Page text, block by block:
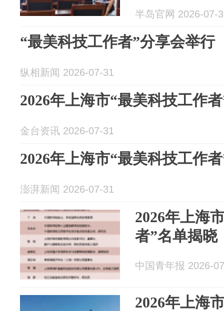
半岛官网 2026-07-
“最美科技工作者”分享会举行
纵相新闻 2026-07-31
2026年上海市“最美科技工作
金台资讯 2026-07-31
2026年上海市“最美科技工作
澎湃新闻 2026-07-31
2026年上海
者”名单揭晓
中国青年报 2026-
2026年上海